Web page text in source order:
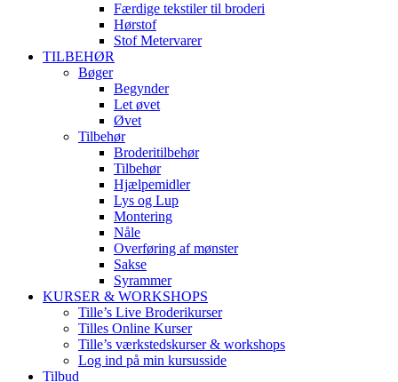
Færdige tekstiler til broderi
Hørstof
Stof Metervarer
TILBEHØR
Bøger
Begynder
Let øvet
Øvet
Tilbehør
Broderitilbehør
Tilbehør
Hjælpemidler
Lys og Lup
Montering
Nåle
Overføring af mønster
Sakse
Syrammer
KURSER & WORKSHOPS
Tille’s Live Broderikurser
Tilles Online Kurser
Tille’s værkstedskurser & workshops
Log ind på min kursusside
Tilbud